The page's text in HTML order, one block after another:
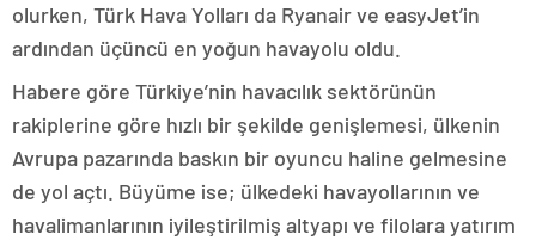
olurken, Türk Hava Yolları da Ryanair ve easyJet’in
ardından üçüncü en yoğun havayolu oldu.
Habere göre Türkiye’nin havacılık sektörünün
rakiplerine göre hızlı bir şekilde genişlemesi, ülkenin
Avrupa pazarında baskın bir oyuncu haline gelmesine
de yol açtı. Büyüme ise; ülkedeki havayollarının ve
havalimanlarının iyileştirilmiş altyapı ve filolara yatırım